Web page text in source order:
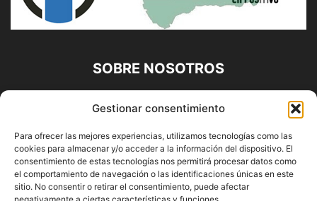
Gestionar consentimiento
Para ofrecer las mejores experiencias, utilizamos tecnologías como las
cookies para almacenar y/o acceder a la información del dispositivo. El
consentimiento de estas tecnologías nos permitirá procesar datos como
el comportamiento de navegación o las identificaciones únicas en este
sitio. No consentir o retirar el consentimiento, puede afectar
SOBRE NOSOTROS
Diario Alhaurín (www.alhaurindelatorre.com) Propiedad de
Francisco E. López López | 639 95 71 95 | Noticias de
Alhaurín de la Torre, Málaga y Provincia|
Contáctanos:info@alhaurindelatorre.com